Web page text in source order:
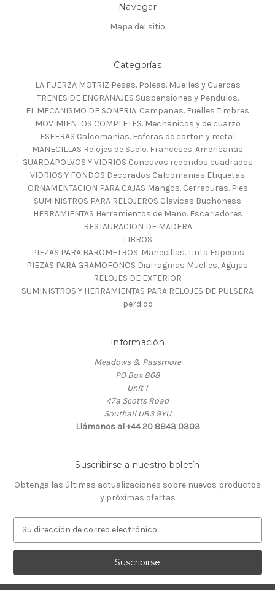
Navegar
Mapa del sitio
Categorías
LA FUERZA MOTRIZ Pesas. Poleas. Muelles y Cuerdas
TRENES DE ENGRANAJES Suspensiones y Pendulos.
EL MECANISMO DE SONERIA. Campanas. Fuelles Timbres
MOVIMIENTOS COMPLETES. Mechanicos y de cuarzo
ESFERAS Calcomanias. Esferas de carton y metal
MANECILLAS Relojes de Suelo. Franceses. Americanas
GUARDAPOLVOS Y VIDRIOS Concavos redondos cuadrados
VIDRIOS Y FONDOS Decorados Calcomanias Etiquetas
ORNAMENTACION PARA CAJAS Mangos. Cerraduras. Pies
SUMINISTROS PARA RELOJEROS Clavicas Buchoness
HERRAMIENTAS Herramientos de Mano. Escariadores
RESTAURACION DE MADERA
LIBROS
PIEZAS PARA BAROMETROS. Manecillas. Tinta Especos
PIEZAS PARA GRAMOFONOS Diafragmas Muelles, Agujas.
RELOJES DE EXTERIOR
SUMINISTROS Y HERRAMIENTAS PARA RELOJES DE PULSERA
perdido
Información
Meadows & Passmore
PO Box 868
Unit 1
47a Scotts Road
Southall UB3 9YU
Llámanos al +44 20 8843 0303
Suscribirse a nuestro boletín
Obtenga las últimas actualizaciones sobre nuevos productos
y próximas ofertas
r
c